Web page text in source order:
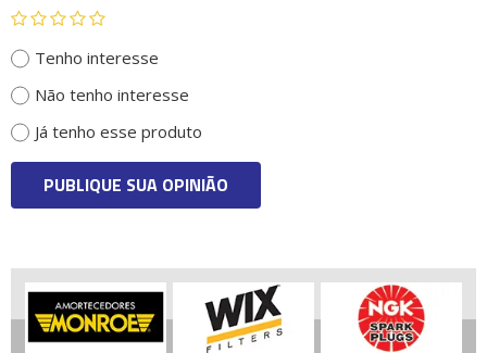
Tenho interesse
Não tenho interesse
Já tenho esse produto
PUBLIQUE SUA OPINIÃO